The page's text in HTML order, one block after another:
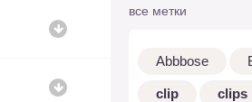
все метки
Abbbose
clip clips